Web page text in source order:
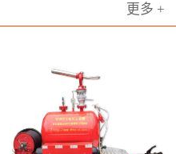
火系统设计解决方案、
灭火设备，以及较为完
和设备应用维护服务。
应配套消防产品。是国
更多 +